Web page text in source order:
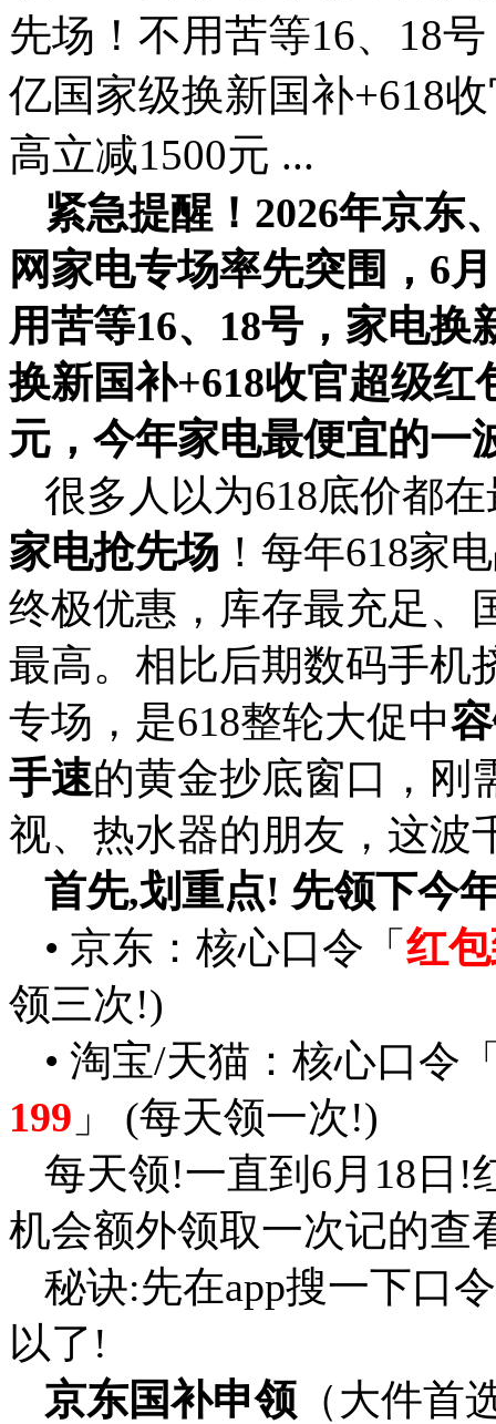
先场！不用苦等16、18
亿国家级换新国补+618
高立减1500元 ...
紧急提醒！2026年京东
网家电专场率先突围，6
用苦等16、18号，家电换
换新国补+618收官超级红
元，今年家电最便宜的一
很多人以为618底价都
家电抢先场 ！每年618家
终极优惠，库存最充足、
最高。相比后期数码手机
专场，是618整轮大促中
手速的黄金抄底窗口，刚
视、热水器的朋友，这波
首先,划重点! 先领下今
• 京东：核心口令「 红
领三次!)
• 淘宝/天猫：核心口令
199 」 (每天领一次!)
每天领!一直到6月18日!
机会额外领取一次记的查
秘诀:先在app搜一下口
以了!
京东国补申领 （大件首